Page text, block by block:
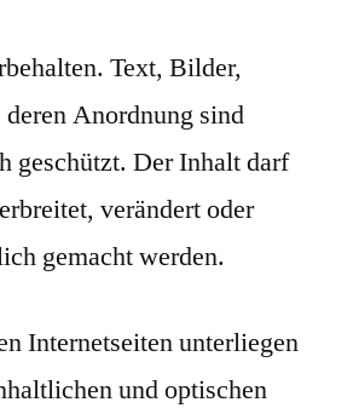
Text, Bilder,
Anordnung sind
geschützt. Der Inhalt darf
verändert oder
gemacht werden.
Internetseiten unterliegen
und optischen